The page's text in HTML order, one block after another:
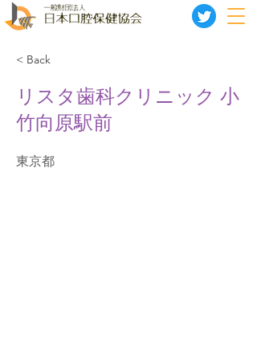
< Back
リスタ歯科クリニック 小
竹向原駅前
東京都